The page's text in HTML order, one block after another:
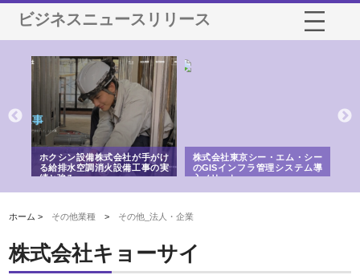
ビジネスニュースリリース
ホクシン設備株式会社が手がけ
る給排水空調消火設備工事の実
績と強み
株式会社東京シー・エム・シー
のGISインフラ管理システム導
入メリット
ホーム > その他業種 > その他_法人・企業
株式会社キョーサイ